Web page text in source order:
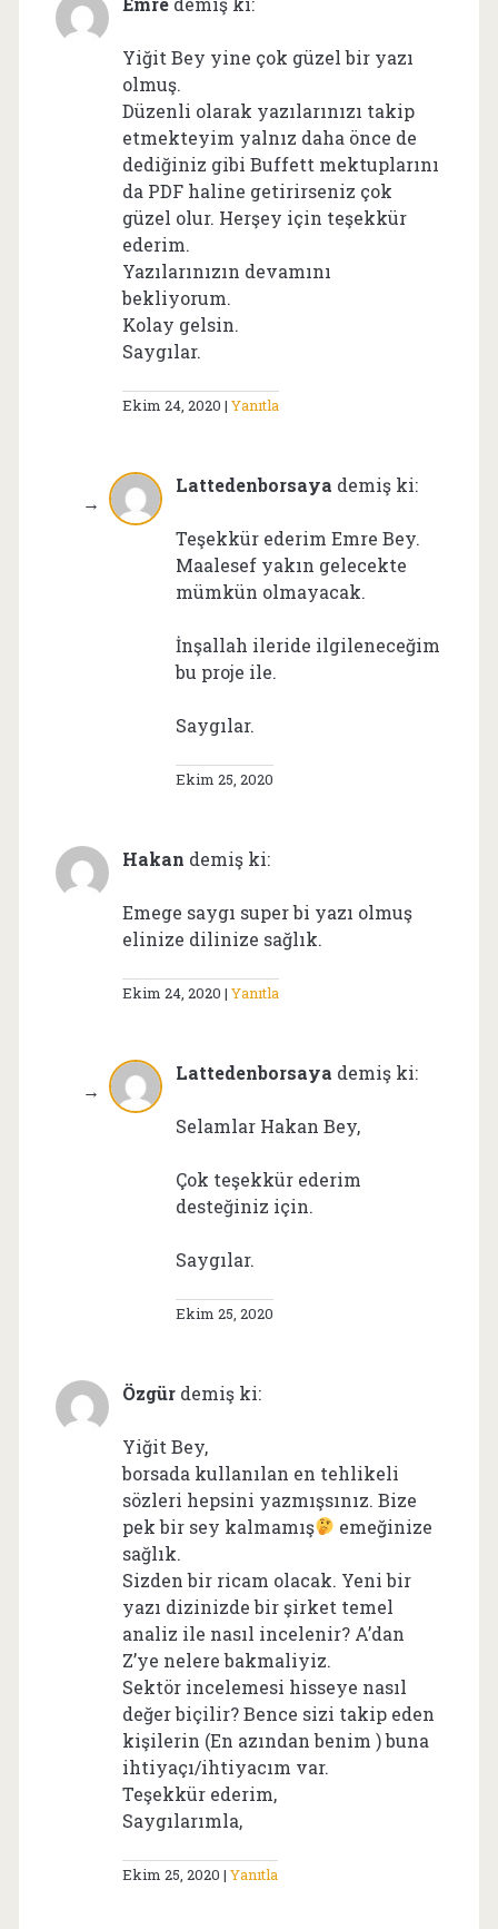
Yiğit Bey yine çok güzel bir yazı
olmuş.
Düzenli olarak yazılarınızı takip
etmekteyim yalnız daha önce de
dediğiniz gibi Buffett mektuplarını
da PDF haline getirirseniz çok
güzel olur. Herşey için teşekkür
ederim.
Yazılarınızın devamını
bekliyorum.
Kolay gelsin.
Saygılar.
Ekim 24, 2020 Yanıtla
Lattedenborsaya demiş ki:
Teşekkür ederim Emre Bey.
Maalesef yakın gelecekte
mümkün olmayacak.
İnşallah ileride ilgileneceğim
bu proje ile.
Saygılar.
Ekim 25, 2020
Hakan demiş ki:
Emege saygı super bi yazı olmuş
elinize dilinize sağlık.
Ekim 24, 2020 Yanıtla
Lattedenborsaya demiş ki:
Selamlar Hakan Bey,
Çok teşekkür ederim
desteğiniz için.
Saygılar.
Ekim 25, 2020
Özgür demiş ki:
Yiğit Bey,
borsada kullanılan en tehlikeli
sözleri hepsini yazmışsınız. Bize
pek bir sey kalmamış
emeğinize
sağlık.
Sizden bir ricam olacak. Yeni bir
yazı dizinizde bir şirket temel
analiz ile nasıl incelenir? A’dan
Z’ye nelere bakmaliyiz.
Sektör incelemesi hisseye nasıl
değer biçilir? Bence sizi takip eden
kişilerin (En azından benim ) buna
ihtiyaçı/ihtiyacım var.
Teşekkür ederim,
Saygılarımla,
Ekim 25, 2020 Yanıtla